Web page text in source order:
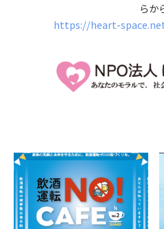
らか
https://heart-